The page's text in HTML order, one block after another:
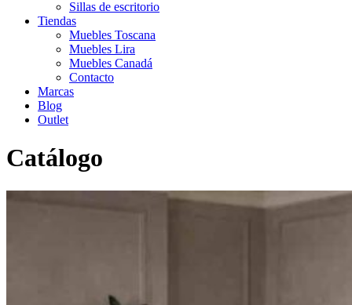
Sillas de escritorio
Tiendas
Muebles Toscana
Muebles Lira
Muebles Canadá
Contacto
Marcas
Blog
Outlet
Catálogo
Contemporáneo